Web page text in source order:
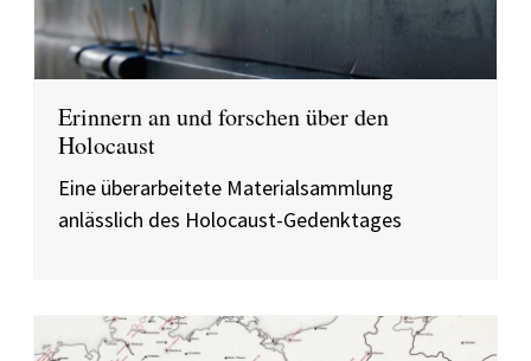
Erinnern an und forschen über den
Holocaust
Eine überarbeitete Materialsammlung
anlässlich des Holocaust-Gedenktages